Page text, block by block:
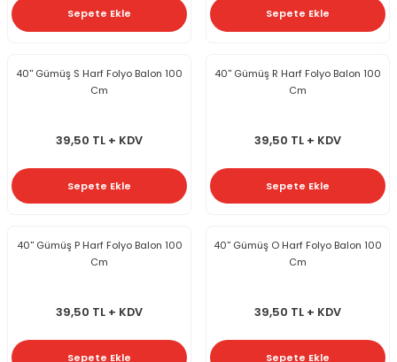
Sepete Ekle Sepete Ekle
40'' Gümüş S Harf Folyo Balon 100
Cm
39,50 TL + KDV
Sepete Ekle
40'' Gümüş R Harf Folyo Balon 100
Cm
39,50 TL + KDV
Sepete Ekle
40'' Gümüş P Harf Folyo Balon 100
Cm
39,50 TL + KDV
Sepete Ekle
40'' Gümüş O Harf Folyo Balon 100
Cm
39,50 TL + KDV
Sepete Ekle